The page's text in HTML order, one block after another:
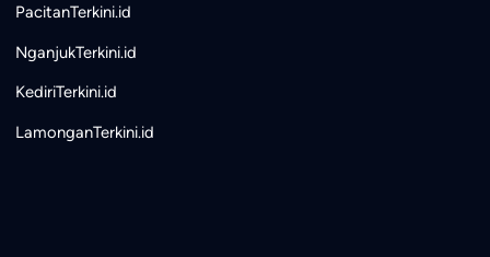
PacitanTerkini.id
NganjukTerkini.id
KediriTerkini.id
LamonganTerkini.id